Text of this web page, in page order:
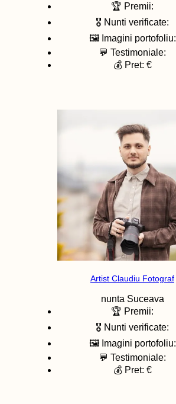
🏆 Premii:
🎖️ Nunti verificate:
🖼️ Imagini portofoliu:
💬 Testimoniale:
💰 Pret: €
Artist Claudiu Fotograf
nunta Suceava
🏆 Premii:
🎖️ Nunti verificate:
🖼️ Imagini portofoliu:
💬 Testimoniale:
💰 Pret: €